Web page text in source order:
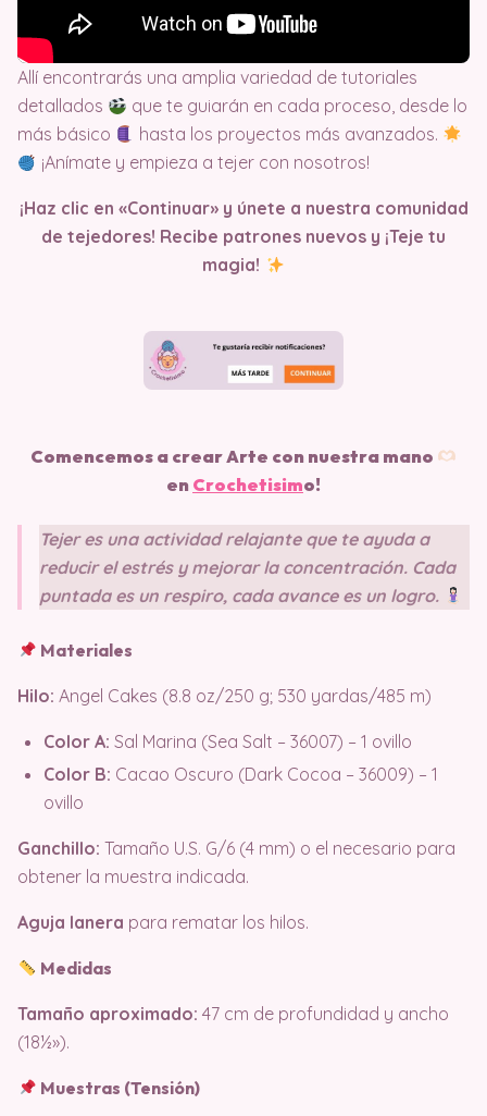
Allí encontrarás una amplia variedad de tutoriales
detallados
que te guiarán en cada proceso, desde lo
más básico
hasta los proyectos más avanzados.
¡Anímate y empieza a tejer con nosotros!
¡Haz clic en «Continuar» y únete a nuestra comunidad
de tejedores! Recibe patrones nuevos y ¡Teje tu
magia!
Comencemos a crear Arte con nuestra mano
en Crochetisimo!
Tejer es una actividad relajante que te ayuda a
reducir el estrés y mejorar la concentración. Cada
puntada es un respiro, cada avance es un logro.
Materiales
Hilo: Angel Cakes (8.8 oz/250 g; 530 yardas/485 m)
Color A: Sal Marina (Sea Salt – 36007) – 1 ovillo
Color B: Cacao Oscuro (Dark Cocoa – 36009) – 1
ovillo
Ganchillo: Tamaño U.S. G/6 (4 mm) o el necesario para
obtener la muestra indicada.
Aguja lanera para rematar los hilos.
Medidas
Tamaño aproximado: 47 cm de profundidad y ancho
(18½»).
Muestras (Tensión)